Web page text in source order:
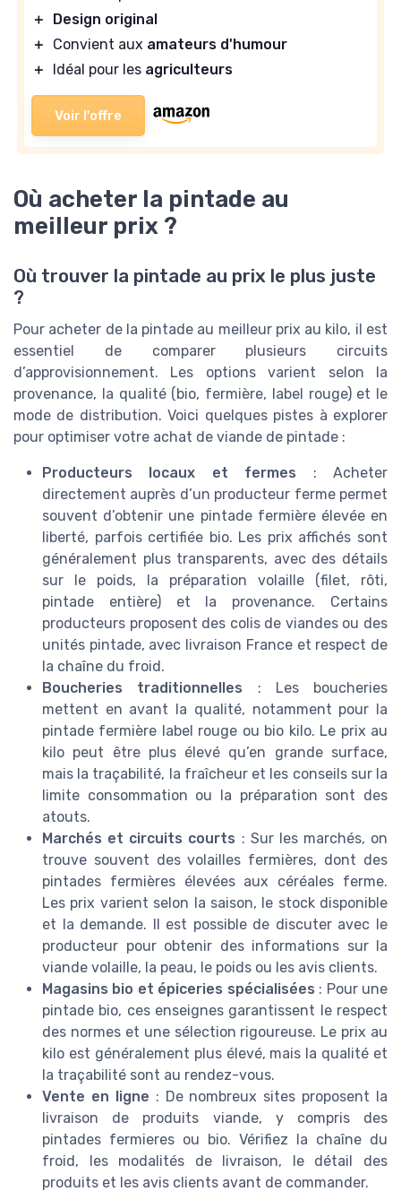
＋
Design original
＋
Convient aux amateurs d'humour
＋
Idéal pour les agriculteurs
Voir l'offre
Où acheter la pintade au
meilleur prix ?
Où trouver la pintade au prix le plus juste
?
Pour acheter de la pintade au meilleur prix au kilo, il est
essentiel de comparer plusieurs circuits
d’approvisionnement. Les options varient selon la
provenance, la qualité (bio, fermière, label rouge) et le
mode de distribution. Voici quelques pistes à explorer
pour optimiser votre achat de viande de pintade :
Producteurs locaux et fermes : Acheter
directement auprès d’un producteur ferme permet
souvent d’obtenir une pintade fermière élevée en
liberté, parfois certifiée bio. Les prix affichés sont
généralement plus transparents, avec des détails
sur le poids, la préparation volaille (filet, rôti,
pintade entière) et la provenance. Certains
producteurs proposent des colis de viandes ou des
unités pintade, avec livraison France et respect de
la chaîne du froid.
Boucheries traditionnelles : Les boucheries
mettent en avant la qualité, notamment pour la
pintade fermière label rouge ou bio kilo. Le prix au
kilo peut être plus élevé qu’en grande surface,
mais la traçabilité, la fraîcheur et les conseils sur la
limite consommation ou la préparation sont des
atouts.
Marchés et circuits courts : Sur les marchés, on
trouve souvent des volailles fermières, dont des
pintades fermières élevées aux céréales ferme.
Les prix varient selon la saison, le stock disponible
et la demande. Il est possible de discuter avec le
producteur pour obtenir des informations sur la
viande volaille, la peau, le poids ou les avis clients.
Magasins bio et épiceries spécialisées : Pour une
pintade bio, ces enseignes garantissent le respect
des normes et une sélection rigoureuse. Le prix au
kilo est généralement plus élevé, mais la qualité et
la traçabilité sont au rendez-vous.
Vente en ligne : De nombreux sites proposent la
livraison de produits viande, y compris des
pintades fermieres ou bio. Vérifiez la chaîne du
froid, les modalités de livraison, le détail des
produits et les avis clients avant de commander.